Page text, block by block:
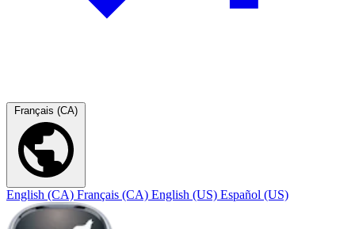
Français (CA)
English (CA) Français (CA) English (US) Español (US)